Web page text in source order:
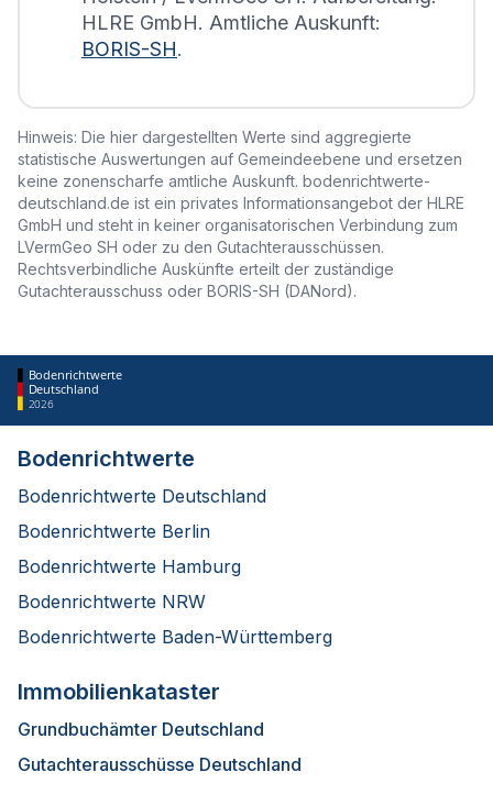
HLRE GmbH. Amtliche Auskunft:
BORIS-SH.
Hinweis: Die hier dargestellten Werte sind aggregierte
statistische Auswertungen auf Gemeindeebene und ersetzen
keine zonenscharfe amtliche Auskunft. bodenrichtwerte-
deutschland.de ist ein privates Informationsangebot der HLRE
GmbH und steht in keiner organisatorischen Verbindung zum
LVermGeo SH oder zu den Gutachterausschüssen.
Rechtsverbindliche Auskünfte erteilt der zuständige
Gutachterausschuss oder BORIS-SH (DANord).
Bodenrichtwerte
Deutschland
2026
Bodenrichtwerte
Bodenrichtwerte Deutschland
Bodenrichtwerte Berlin
Bodenrichtwerte Hamburg
Bodenrichtwerte NRW
Bodenrichtwerte Baden-Württemberg
Immobilienkataster
Grundbuchämter Deutschland
Gutachterausschüsse Deutschland